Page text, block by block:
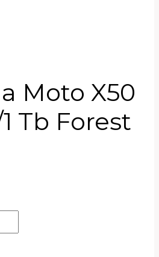
Moto X50
Tb Forest